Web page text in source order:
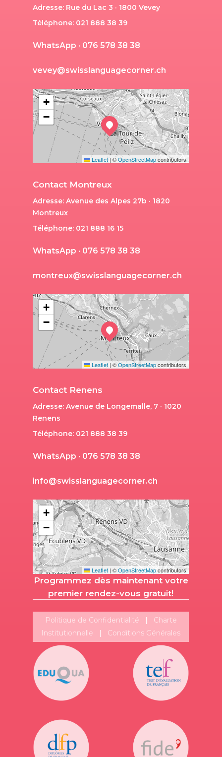
Plus de publications Suivez-nous!
Adresse: Rue du Lac 3 · 1800 Vevey
Téléphone: 021 888 38 39
WhatsApp · 076 578 38 38
vevey@swisslanguagecorner.ch
+
−
Leaflet | ©OpenStreetMapcontributors
Contact Montreux
Adresse: Avenue des Alpes 27b · 1820
Montreux
Téléphone: 021 888 16 15
WhatsApp · 076 578 38 38
montreux@swisslanguagecorner.ch
+
−
Leaflet | ©OpenStreetMapcontributors
Contact Renens
Adresse: Avenue de Longemalle, 7 · 1020
Renens
Téléphone: 021 888 38 39
WhatsApp · 076 578 38 38
info@swisslanguagecorner.ch
+
−
Leaflet | ©OpenStreetMapcontributors
Programmez dès maintenant votre
premier rendez-vous gratuit!
Politique de Confidentialité
Charte
Institutionnelle
Conditions Générales